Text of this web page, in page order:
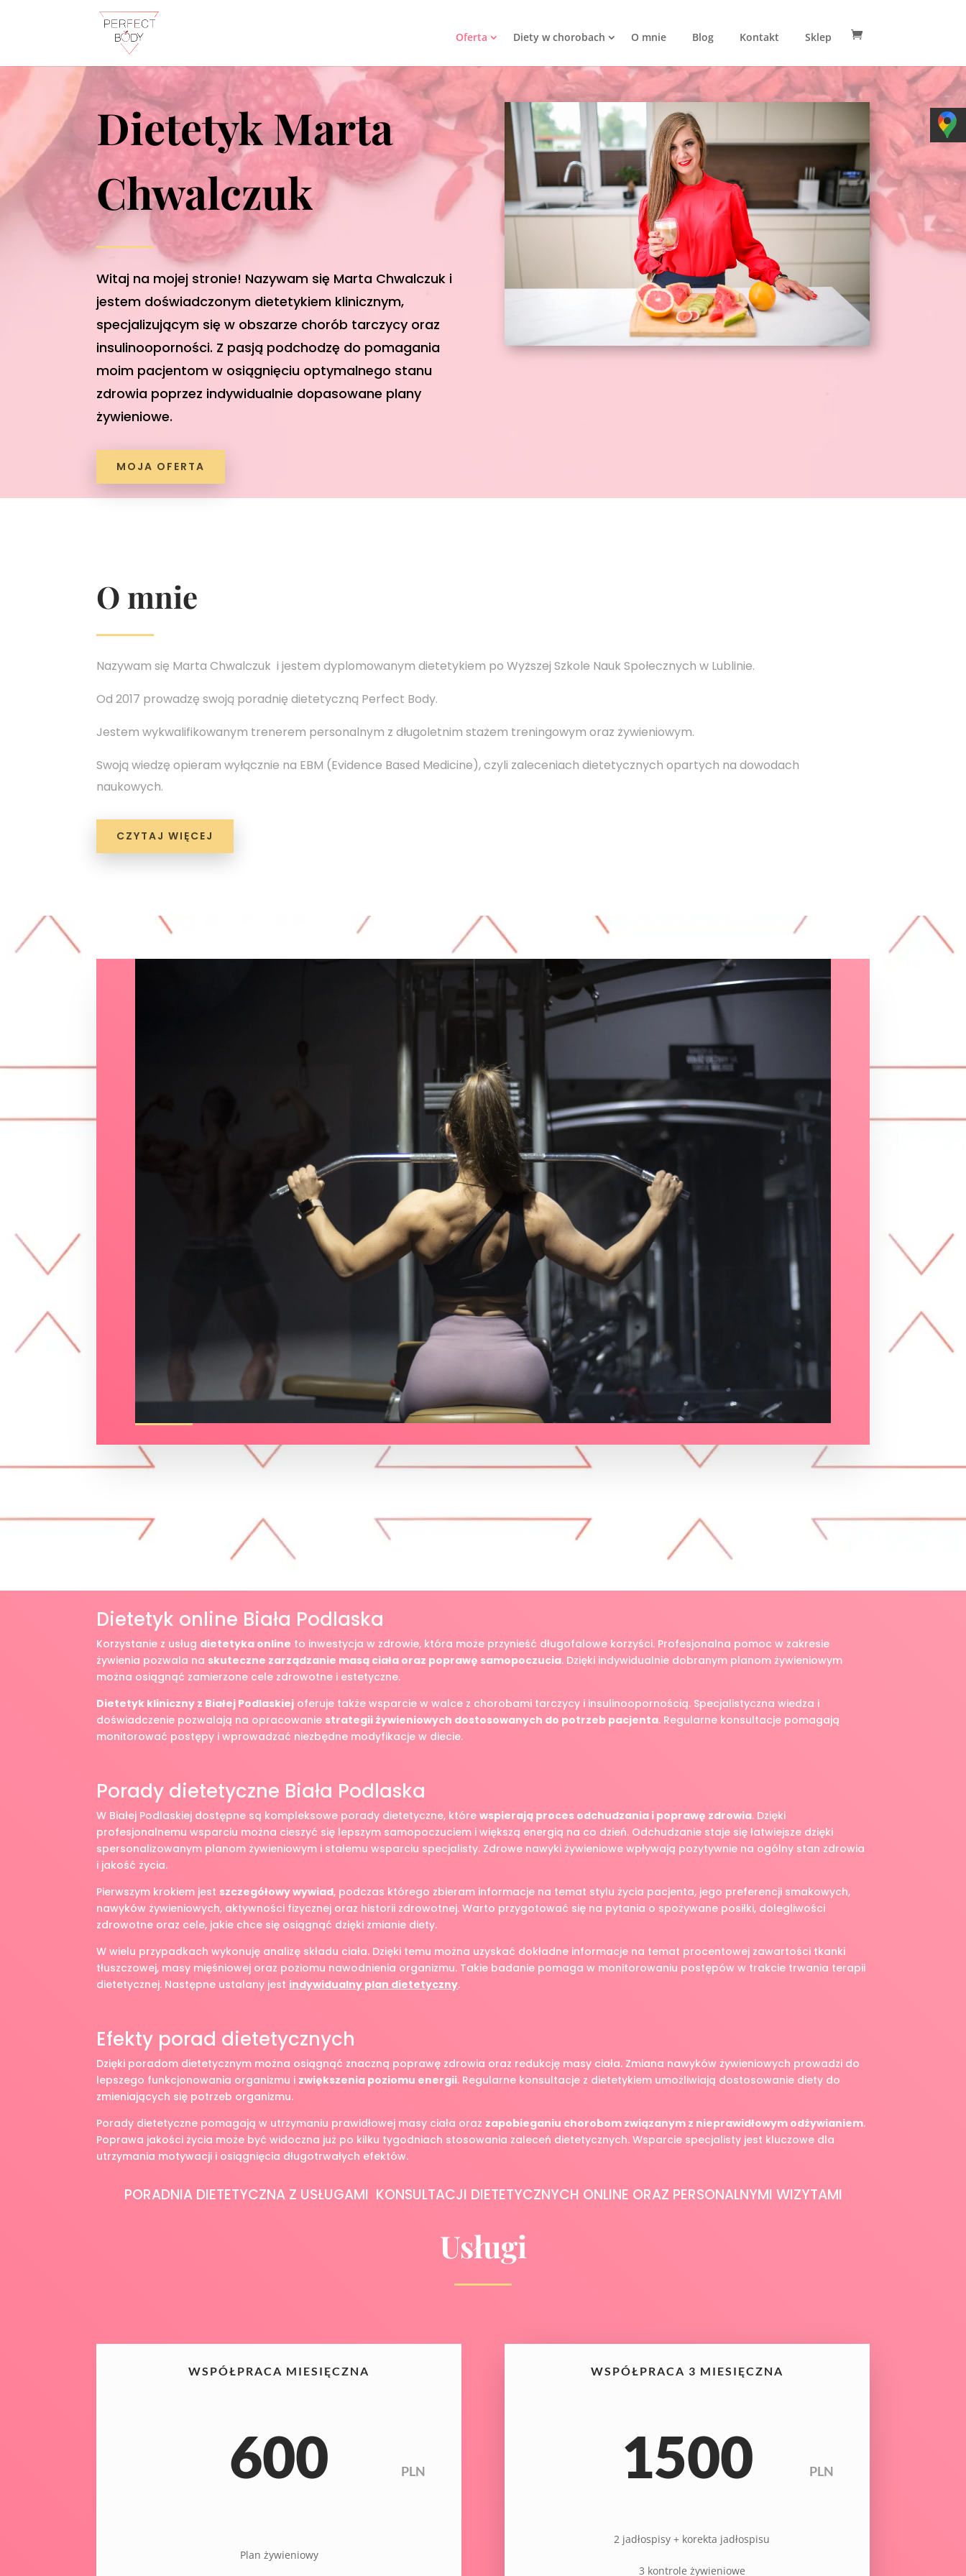
Oferta Diety w chorobach O mnie Blog Kontakt Sklep
DietetykMarta
Chwalczuk
Witaj na mojej stronie! Nazywam się Marta Chwalczuk i
jestem doświadczonym dietetykiem klinicznym,
specjalizującym się w obszarze chorób tarczycy oraz
insulinooporności. Z pasją podchodzę do pomagania
moim pacjentom w osiągnięciu optymalnego stanu
zdrowia poprzez indywidualnie dopasowane plany
żywieniowe.
MOJA OFERTA
O mnie
Nazywam się Marta Chwalczuk i jestem dyplomowanym dietetykiem po Wyższej Szkole Nauk Społecznych w Lublinie.
Od 2017 prowadzę swoją poradnię dietetyczną Perfect Body.
Jestem wykwalifikowanym trenerem personalnym z długoletnim stażem treningowym oraz żywieniowym.
Swoją wiedzę opieram wyłącznie na EBM (Evidence Based Medicine), czyli zaleceniach dietetycznych opartych na dowodach
naukowych.
CZYTAJ WIĘCEJ
Dietetyk online Biała Podlaska
Korzystanie z usług dietetyka online to inwestycja w zdrowie, która może przynieść długofalowe korzyści. Profesjonalna pomoc w zakresie
żywienia pozwala na skuteczne zarządzanie masą ciała oraz poprawę samopoczucia. Dzięki indywidualnie dobranym planom żywieniowym
można osiągnąć zamierzone cele zdrowotne i estetyczne.
Dietetyk kliniczny z Białej Podlaskiej oferuje także wsparcie w walce z chorobami tarczycy i insulinoopornością. Specjalistyczna wiedza i
doświadczenie pozwalają na opracowanie strategii żywieniowych dostosowanych do potrzeb pacjenta. Regularne konsultacje pomagają
monitorować postępy i wprowadzać niezbędne modyfikacje w diecie.
Porady dietetyczne Biała Podlaska
W Białej Podlaskiej dostępne są kompleksowe porady dietetyczne, którewspierają proces odchudzania i poprawę zdrowia. Dzięki
profesjonalnemu wsparciu można cieszyć się lepszym samopoczuciem i większą energią na co dzień. Odchudzanie staje się łatwiejsze dzięki
spersonalizowanym planom żywieniowym i stałemu wsparciu specjalisty. Zdrowe nawyki żywieniowe wpływają pozytywnie na ogólny stan zdrowia
i jakość życia.
Pierwszym krokiem jest szczegółowy wywiad, podczas którego zbieram informacje na temat stylu życia pacjenta, jego preferencji smakowych,
nawyków żywieniowych, aktywności fizycznej oraz historii zdrowotnej. Warto przygotować się na pytania o spożywane posiłki, dolegliwości
zdrowotne oraz cele, jakie chce się osiągnąć dzięki zmianie diety.
W wielu przypadkach wykonuję analizę składu ciała. Dzięki temu można uzyskać dokładne informacje na temat procentowej zawartości tkanki
tłuszczowej, masy mięśniowej oraz poziomu nawodnienia organizmu. Takie badanie pomaga w monitorowaniu postępów w trakcie trwania terapii
dietetycznej. Następne ustalany jest indywidualny plan dietetyczny.
Efekty porad dietetycznych
Dzięki poradom dietetycznym można osiągnąć znaczną poprawę zdrowia oraz redukcję masy ciała. Zmiana nawyków żywieniowych prowadzi do
lepszego funkcjonowania organizmu i zwiększenia poziomu energii. Regularne konsultacje z dietetykiem umożliwiają dostosowanie diety do
zmieniających się potrzeb organizmu.
Porady dietetyczne pomagają w utrzymaniu prawidłowej masy ciała oraz zapobieganiu chorobom związanym z nieprawidłowym odżywianiem.
Poprawa jakości życia może być widoczna już po kilku tygodniach stosowania zaleceń dietetycznych. Wsparcie specjalisty jest kluczowe dla
utrzymania motywacji i osiągnięcia długotrwałych efektów.
PORADNIA DIETETYCZNA Z USŁUGAMI KONSULTACJI DIETETYCZNYCH ONLINE ORAZ PERSONALNYMI WIZYTAMI
Usługi
WSPÓŁPRACA MIESIĘCZNA
PLN
600
Plan żywieniowy
WSPÓŁPRACA 3 MIESIĘCZNA
PLN
1500
2 jadłospisy + korekta jadłospisu
3 kontrole żywieniowe